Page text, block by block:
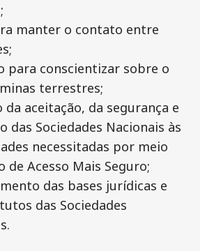
manter o contato entre
para conscientizar sobre o
terrestres;
da aceitação, da segurança e
das Sociedades Nacionais às
necessitadas por meio
de Acesso Mais Seguro;
das bases jurídicas e
das Sociedades